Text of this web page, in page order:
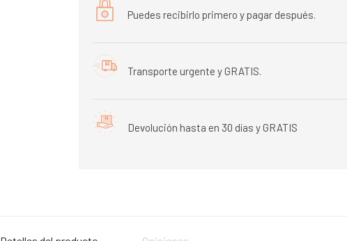
Puedes recibirlo primero y pagar después.
Transporte urgente y GRATIS.
Devolución hasta en 30 días y GRATIS